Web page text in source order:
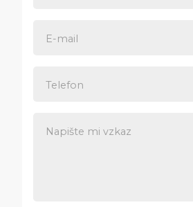
E-mail
Telefon
Napište mi vzkaz